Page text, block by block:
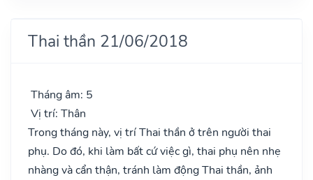
Thai thần 21/06/2018
Tháng âm: 5
Vị trí: Thân
Trong tháng này, vị trí Thai thần ở trên người thai
phụ. Do đó, khi làm bất cứ việc gì, thai phụ nên nhẹ
nhàng và cẩn thận, tránh làm động Thai thần, ảnh